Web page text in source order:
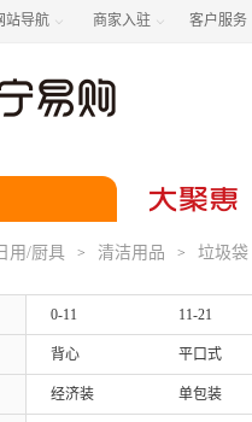
站导航  商家入驻  客户服务
用/厨具 > 清洁用品 > 垃圾袋
0-11 11-21
背心 平口式
经济装 单包装